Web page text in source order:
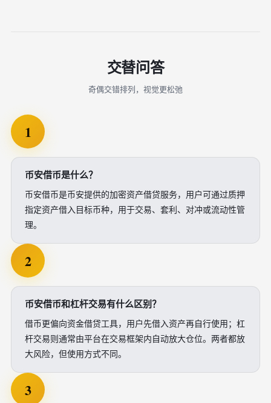
交替问答
奇偶交错排列，视觉更松弛
1
币安借币是什么？
币安借币是币安提供的加密资产借贷服务，用户可通过质押
指定资产借入目标币种，用于交易、套利、对冲或流动性管
理。
2
币安借币和杠杆交易有什么区别？
借币更偏向资金借贷工具，用户先借入资产再自行使用；杠
杆交易则通常由平台在交易框架内自动放大仓位。两者都放
大风险，但使用方式不同。
3